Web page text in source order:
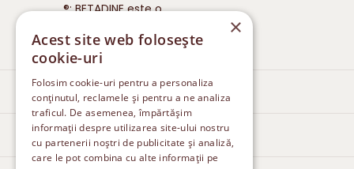
®: BETADINE este o
Pharmaceuticals.
Îngrijirea rănilor
Tratarea ciupercilor pielii
×
Acest site web folosește
cookie-uri
Folosim cookie-uri pentru a personaliza
conținutul, reclamele și pentru a ne analiza
traficul. De asemenea, împărtășim
informații despre utilizarea site-ului nostru
cu partenerii noștri de publicitate și analiză,
care le pot combina cu alte informații pe